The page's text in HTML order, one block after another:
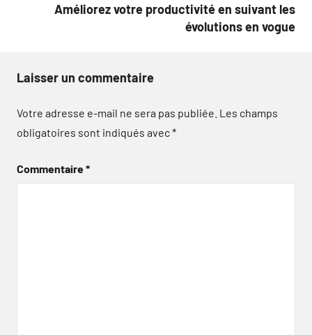
Améliorez votre productivité en suivant les
évolutions en vogue
Laisser un commentaire
Votre adresse e-mail ne sera pas publiée. Les champs
obligatoires sont indiqués avec*
Commentaire*